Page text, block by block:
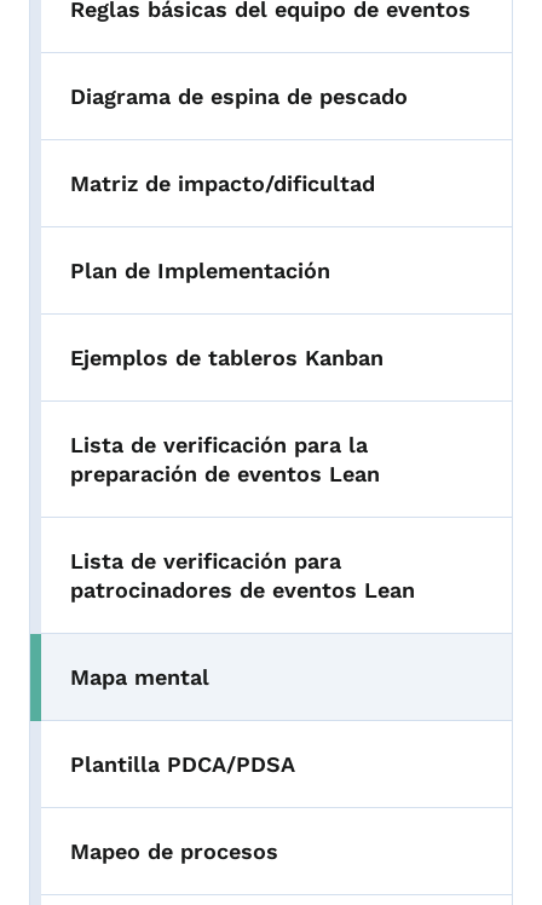
Reglas básicas del equipo de eventos
Diagrama de espina de pescado
Matriz de impacto/dificultad
Plan de Implementación
Ejemplos de tableros Kanban
Lista de verificación para la
preparación de eventos Lean
Lista de verificación para
patrocinadores de eventos Lean
Mapa mental
Plantilla PDCA/PDSA
Mapeo de procesos